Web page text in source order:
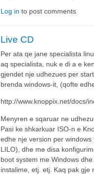
Log in to post comments
Live CD
Per ata qe jane specialista
aq specialista, nuk e di a e
gjendet nje udhezues per
brenda windows-it, (qofte
http://www.knoppix.net/docs/
Menyren e sqaruar ne
Pasi ke shkarkuar ISO-n e
edhe nje version per
LILO), dhe me disa
boot system me Windows
instalime, etj. etj. Kaq pak